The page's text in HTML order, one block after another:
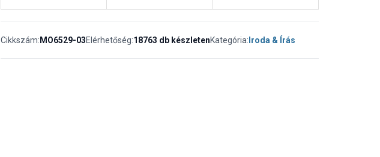
Cikkszám: MO6529-03Elérhetőség:18763 db készletenKategória: Iroda & Írás